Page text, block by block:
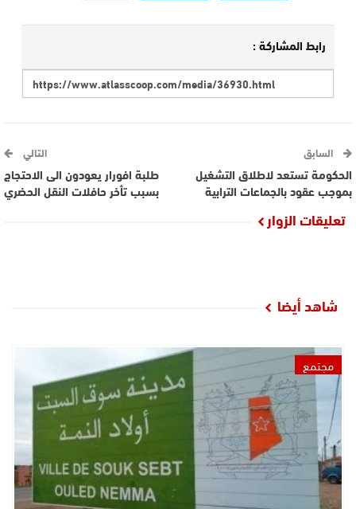
رابط المشاركة :
السابق
الحكومة تستعد لاطلاق التشغيل
بموجب عقود بالجماعات الترابية
التالي
طلبة افورار يعودون الى الاحتجاج
بسبب تأخر حافلات النقل الحضري
تعليقات الزوار
شاهد أيضا
مجتمع